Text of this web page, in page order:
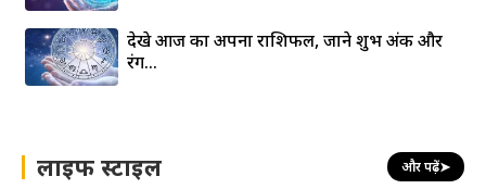
देखे आज का अपना राशिफल, जाने शुभ अंक और
रंग…
लाइफ स्टाइल और पढ़ें➤